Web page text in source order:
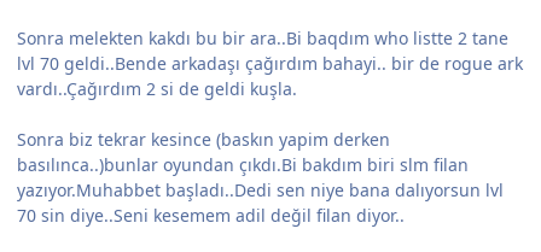
Sonra melekten kakdı bu bir ara..Bi baqdım who listte 2 tane
lvl 70 geldi..Bende arkadaşı çağırdım bahayi.. bir de rogue ark
vardı..Çağırdım 2 si de geldi kuşla.
Sonra biz tekrar kesince (baskın yapim derken
basılınca..)bunlar oyundan çıkdı.Bi bakdım biri slm filan
yazıyor.Muhabbet başladı..Dedi sen niye bana dalıyorsun lvl
70 sin diye..Seni kesemem adil değil filan diyor..